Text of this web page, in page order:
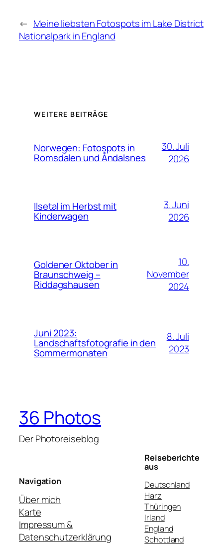
← Meine liebsten Fotospots im Lake District
Nationalpark in England
WEITERE BEITRÄGE
Norwegen: Fotospots in
Romsdalen und Åndalsnes
30. Juli
2026
Ilsetal im Herbst mit
Kinderwagen
3. Juni
2026
Goldener Oktober in
Braunschweig –
Riddagshausen
10.
November
2024
Juni 2023:
Landschaftsfotografie in den
Sommermonaten
8. Juli
2023
36 Photos
Der Photoreiseblog
Navigation
Über mich
Karte
Impressum &
Datenschutzerklärung
Reiseberichte
aus
Deutschland
Harz
Thüringen
Irland
England
Schottland